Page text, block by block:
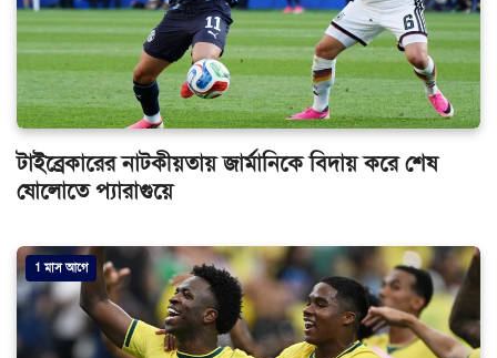
টাইব্রেকারের নাটকীয়তায় জার্মানিকে বিদায় করে শেষ
ষোলোতে প্যারাগুয়ে
1 মাস আগে